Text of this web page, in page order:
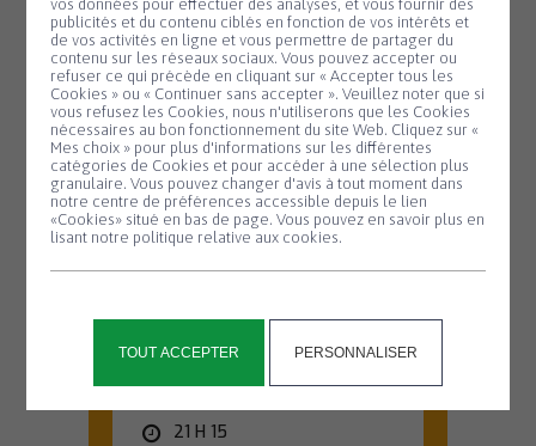
Panneau de gestion des cookies
vos données pour effectuer des analyses, et vous fournir des
publicités et du contenu ciblés en fonction de vos intérêts et
de vos activités en ligne et vous permettre de partager du
contenu sur les réseaux sociaux. Vous pouvez accepter ou
refuser ce qui précède en cliquant sur « Accepter tous les
Cookies » ou « Continuer sans accepter ». Veuillez noter que si
vous refusez les Cookies, nous n'utiliserons que les Cookies
nécessaires au bon fonctionnement du site Web. Cliquez sur «
Mes choix » pour plus d'informations sur les différentes
catégories de Cookies et pour accéder à une sélection plus
granulaire. Vous pouvez changer d'avis à tout moment dans
notre centre de préférences accessible depuis le lien
«Cookies» situé en bas de page. Vous pouvez en savoir plus en
lisant notre politique relative aux cookies.
TOUT ACCEPTER PERSONNALISER
Mardi
11
Août
Animation
biodiversité –
Nuit de la
chauve-souris
#2
Partez à la
découverte des
chauves-souris lors
d'une sortie nature...
21 H 15